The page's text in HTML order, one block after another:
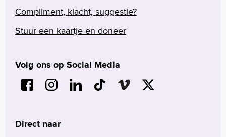
Compliment, klacht, suggestie?
Stuur een kaartje en doneer
Volg ons op Social Media
Direct naar